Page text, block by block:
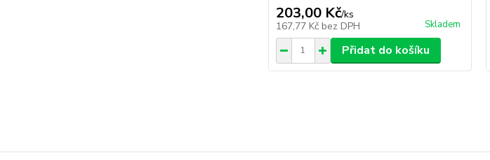
203,00 Kč/ks
167,77 Kč bez DPH Skladem
Přidat do košíku